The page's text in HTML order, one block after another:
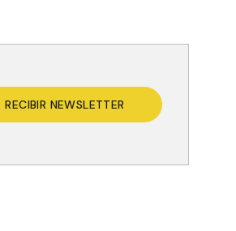
RECIBIR NEWSLETTER